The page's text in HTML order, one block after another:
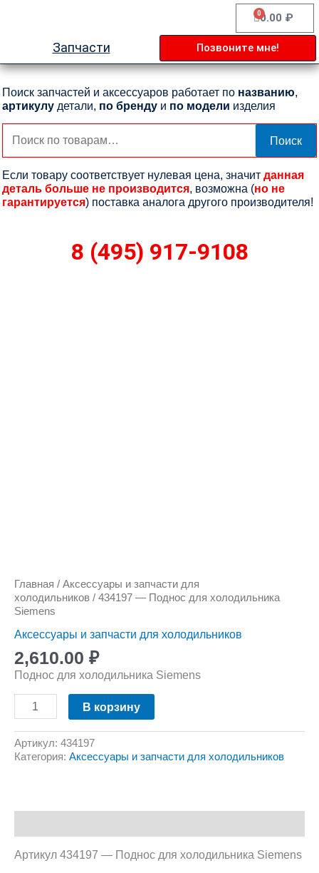
0.00 ₽
0
Cart
Запчасти Позвоните мне!
Поиск запчастей и аксессуаров работает по названию,
артикулу детали, по бренду и по модели изделия
Искать:
Поиск
Если товару соответствует нулевая цена, значит данная
деталь больше не производится, возможна (но не
гарантируется) поставка аналога другого производителя!
8 (495) 917-9108
Главная / Аксессуары и запчасти для
холодильников / 434197 — Поднос для холодильника
Siemens
Аксессуары и запчасти для холодильников
2,610.00 ₽
Поднос для холодильника Siemens
В корзину
Артикул: 434197
Категория: Аксессуары и запчасти для холодильников
Артикул 434197 — Поднос для холодильника Siemens